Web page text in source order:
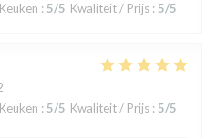
Keuken : 5/5 Kwaliteit / Prijs : 5/5
Keuken : 5/5 Kwaliteit / Prijs : 5/5